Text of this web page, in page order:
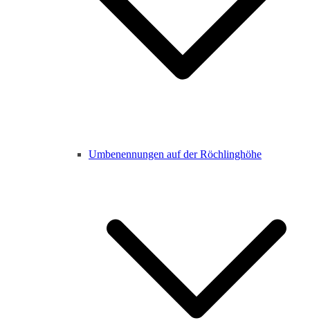
Umbenennungen auf der Röchlinghöhe